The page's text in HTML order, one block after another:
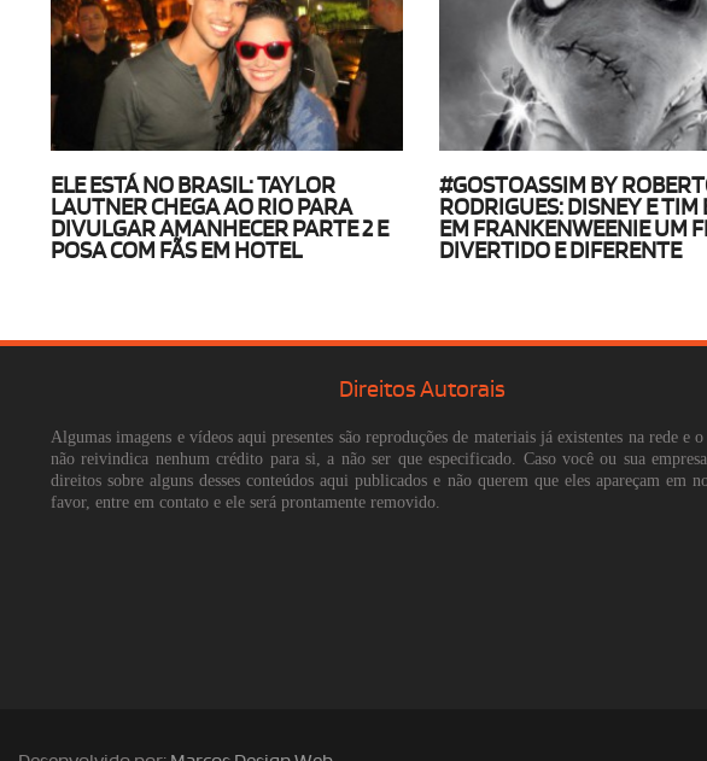
ELE ESTÁ NO BRASIL: TAYLOR
LAUTNER CHEGA AO RIO PARA
DIVULGAR AMANHECER PARTE 2 E
POSA COM FÃS EM HOTEL
#GOSTOASSIM BY
RODRIGUES: DISNEY E
EM FRANKENWEENIE UM
DIVERTIDO E DIFERENTE
Direitos Autorais
Algumas imagens e vídeos aqui presentes são reproduções de materiais já existentes na rede e
não reivindica nenhum crédito para si, a não ser que especificado. Caso você ou sua
direitos sobre alguns desses conteúdos aqui publicados e não querem que eles apareçam em
favor, entre em contato e ele será prontamente removido.